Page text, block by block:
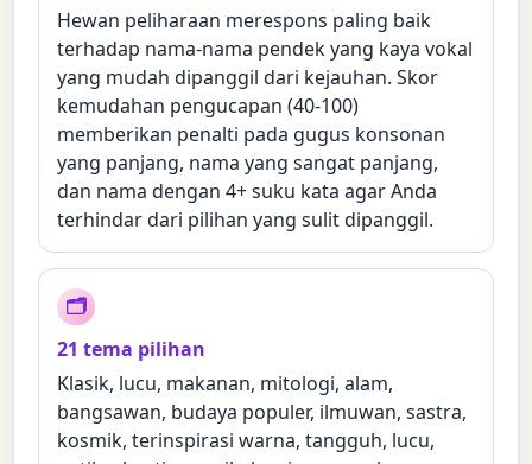
Hewan peliharaan merespons paling baik
terhadap nama-nama pendek yang kaya vokal
yang mudah dipanggil dari kejauhan. Skor
kemudahan pengucapan (40-100)
memberikan penalti pada gugus konsonan
yang panjang, nama yang sangat panjang,
dan nama dengan 4+ suku kata agar Anda
terhindar dari pilihan yang sulit dipanggil.
🗂
21 tema pilihan
Klasik, lucu, makanan, mitologi, alam,
bangsawan, budaya populer, ilmuwan, sastra,
kosmik, terinspirasi warna, tangguh, lucu,